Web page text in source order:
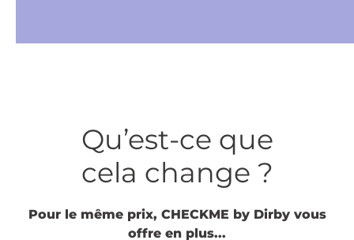
Qu’est-ce que
cela change ?
Pour le même prix, CHECKME by Dirby vous
offre en plus...